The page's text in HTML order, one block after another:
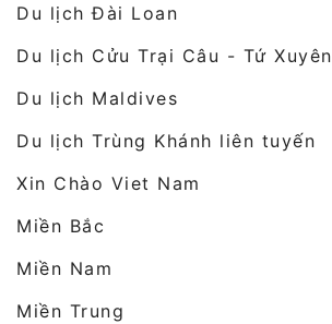
Du lịch Đài Loan
Du lịch Cửu Trại Câu - Tứ Xuyên
Du lịch Maldives
Du lịch Trùng Khánh liên tuyến
Xin Chào Viet Nam
Miền Bắc
Miền Nam
Miền Trung